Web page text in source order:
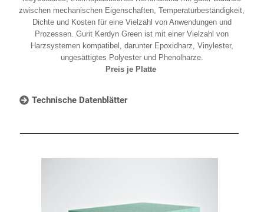
zwischen mechanischen Eigenschaften, Temperaturbeständigkeit,
Dichte und Kosten für eine Vielzahl von Anwendungen und
Prozessen. Gurit Kerdyn Green ist mit einer Vielzahl von
Harzsystemen kompatibel, darunter Epoxidharz, Vinylester,
ungesättigtes Polyester und Phenolharze.
Preis je Platte
Technische Datenblätter